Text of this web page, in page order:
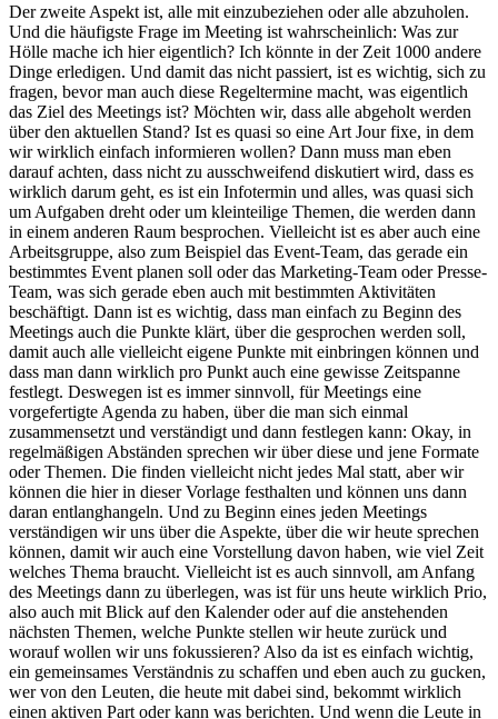
Der zweite Aspekt ist, alle mit einzubeziehen oder alle abzuholen.
Und die häufigste Frage im Meeting ist wahrscheinlich: Was zur
Hölle mache ich hier eigentlich? Ich könnte in der Zeit 1000 andere
Dinge erledigen. Und damit das nicht passiert, ist es wichtig, sich zu
fragen, bevor man auch diese Regeltermine macht, was eigentlich
das Ziel des Meetings ist? Möchten wir, dass alle abgeholt werden
über den aktuellen Stand? Ist es quasi so eine Art Jour fixe, in dem
wir wirklich einfach informieren wollen? Dann muss man eben
darauf achten, dass nicht zu ausschweifend diskutiert wird, dass es
wirklich darum geht, es ist ein Infotermin und alles, was quasi sich
um Aufgaben dreht oder um kleinteilige Themen, die werden dann
in einem anderen Raum besprochen. Vielleicht ist es aber auch eine
Arbeitsgruppe, also zum Beispiel das Event-Team, das gerade ein
bestimmtes Event planen soll oder das Marketing-Team oder Presse-
Team, was sich gerade eben auch mit bestimmten Aktivitäten
beschäftigt. Dann ist es wichtig, dass man einfach zu Beginn des
Meetings auch die Punkte klärt, über die gesprochen werden soll,
damit auch alle vielleicht eigene Punkte mit einbringen können und
dass man dann wirklich pro Punkt auch eine gewisse Zeitspanne
festlegt. Deswegen ist es immer sinnvoll, für Meetings eine
vorgefertigte Agenda zu haben, über die man sich einmal
zusammensetzt und verständigt und dann festlegen kann: Okay, in
regelmäßigen Abständen sprechen wir über diese und jene Formate
oder Themen. Die finden vielleicht nicht jedes Mal statt, aber wir
können die hier in dieser Vorlage festhalten und können uns dann
daran entlanghangeln. Und zu Beginn eines jeden Meetings
verständigen wir uns über die Aspekte, über die wir heute sprechen
können, damit wir auch eine Vorstellung davon haben, wie viel Zeit
welches Thema braucht. Vielleicht ist es auch sinnvoll, am Anfang
des Meetings dann zu überlegen, was ist für uns heute wirklich Prio,
also auch mit Blick auf den Kalender oder auf die anstehenden
nächsten Themen, welche Punkte stellen wir heute zurück und
worauf wollen wir uns fokussieren? Also da ist es einfach wichtig,
ein gemeinsames Verständnis zu schaffen und eben auch zu gucken,
wer von den Leuten, die heute mit dabei sind, bekommt wirklich
einen aktiven Part oder kann was berichten. Und wenn die Leute in